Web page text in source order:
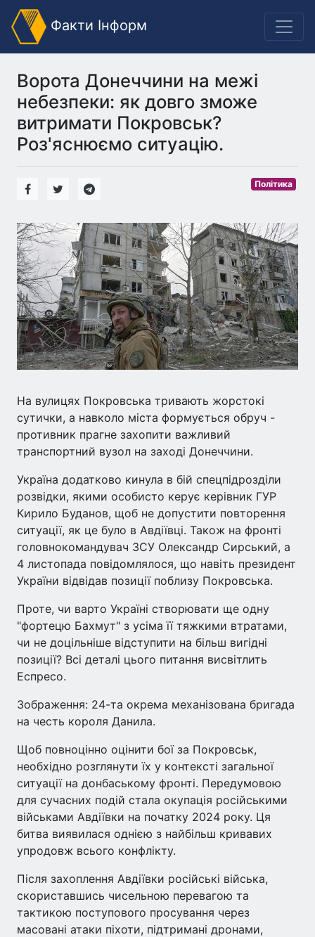
Факти Інформ
Ворота Донеччини на межі
небезпеки: як довго зможе
витримати Покровськ?
Роз'яснюємо ситуацію.
Політика
На вулицях Покровська тривають жорстокі
сутички, а навколо міста формується обруч -
противник прагне захопити важливий
транспортний вузол на заході Донеччини.
Україна додатково кинула в бій спецпідрозділи
розвідки, якими особисто керує керівник ГУР
Кирило Буданов, щоб не допустити повторення
ситуації, як це було в Авдіївці. Також на фронті
головнокомандувач ЗСУ Олександр Сирський, а
4 листопада повідомлялося, що навіть президент
України відвідав позиції поблизу Покровська.
Проте, чи варто Україні створювати ще одну
"фортецю Бахмут" з усіма її тяжкими втратами,
чи не доцільніше відступити на більш вигідні
позиції? Всі деталі цього питання висвітлить
Еспресо.
Зображення: 24-та окрема механізована бригада
на честь короля Данила.
Щоб повноцінно оцінити бої за Покровськ,
необхідно розглянути їх у контексті загальної
ситуації на донбаському фронті. Передумовою
для сучасних подій стала окупація російськими
військами Авдіївки на початку 2024 року. Ця
битва виявилася однією з найбільш кривавих
упродовж всього конфлікту.
Після захоплення Авдіївки російські війська,
скориставшись чисельною перевагою та
тактикою поступового просування через
масовані атаки піхоти, підтримані дронами,